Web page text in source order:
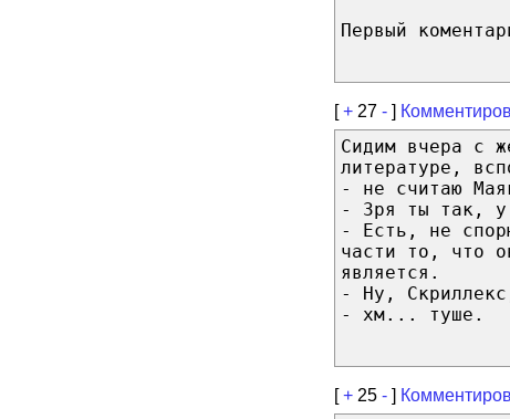
Первый
[+ 27 - ]
Сидим вчера с
литературе,
- не считаю
- Зря ты так, у
- Есть, не
части то, что
является.
- Ну,
- хм... туше.
[+ 25 - ]